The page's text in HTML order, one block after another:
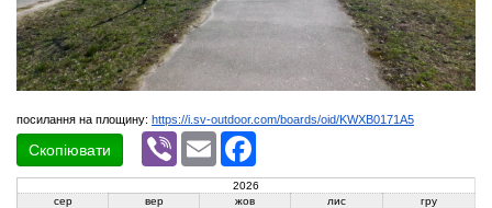
посилання на площину: https://i.sv-outdoor.com/boards/oid/KWXB0171A5
Скопіювати
Viber Email
2026
сер
вер жов лис
гру